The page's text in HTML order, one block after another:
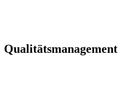
Qualitätsmanagement